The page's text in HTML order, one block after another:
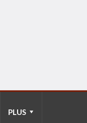
PLUS